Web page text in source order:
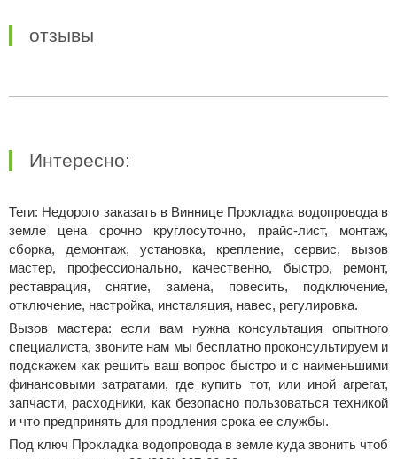
отзывы
Интересно:
Теги: Недорого заказать в Виннице Прокладка водопровода в
земле цена срочно круглосуточно, прайс-лист, монтаж,
сборка, демонтаж, установка, крепление, сервис, вызов
мастер, профессионально, качественно, быстро, ремонт,
реставрация, снятие, замена, повесить, подключение,
отключение, настройка, инсталяция, навес, регулировка.
Вызов мастера: если вам нужна консультация опытного
специалиста, звоните нам мы бесплатно проконсультируем и
подскажем как решить ваш вопрос быстро и с наименьшими
финансовыми затратами, где купить тот, или иной агрегат,
запчасти, расходники, как безопасно пользоваться техникой
и что предпринять для продления срока ее службы.
Под ключ Прокладка водопровода в земле куда звонить чтоб